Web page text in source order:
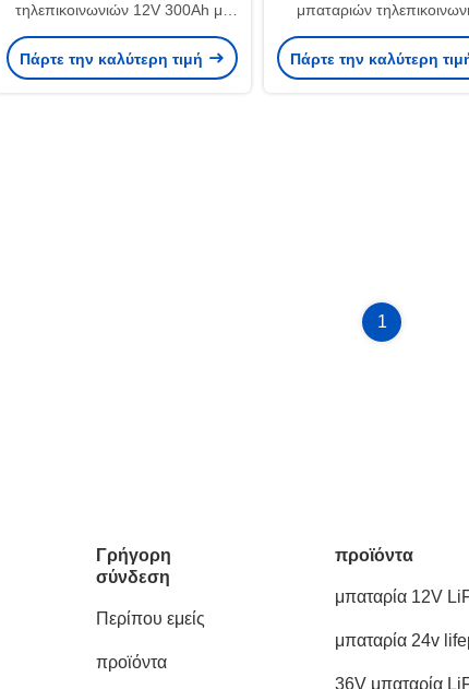
τηλεπικοινωνιών 12V 300Ah με
Bluetooth
Πάρτε την καλύτερη τιμή
μπαταριών
επικοινωνίας LiFePO4
το LCD
Πάρτε την καλύτερη
1
Γρήγορη
σύνδεση
Περίπου εμείς
προϊόντα
προϊόντα
μπαταρία 12V
μπαταρία 24v
36V μπαταρία